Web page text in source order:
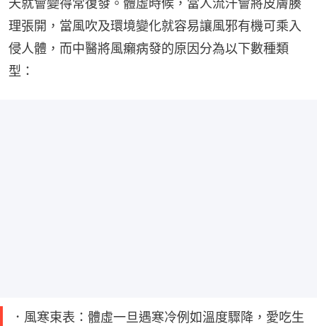
天就會變得常復發。體虛時候，當人流汗會將皮膚腠
理張開，當風吹及環境變化就容易讓風邪有機可乘入
侵人體，而中醫將風癩病發的原因分為以下數種類
型：
．風寒束表：體虛一旦遇寒冷例如溫度驟降，愛吃生